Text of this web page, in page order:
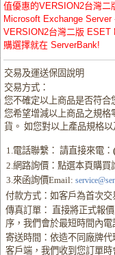
值優惠的VERSION2台灣
Microsoft Exchange
VERSION2台灣二版
購選擇就在 ServerBank!
交易及運送保固說明
交易方式：
您不確定以上商品是否符合
您希望增減以上商品之規格
貨。 如您對以上產品規格
1.電話聯繫： 請直接來電：
2.網路詢價：點選本頁購買
3.來函詢價Email:
付款方式：如客戶為首次交
傳真訂單： 直接將正式報
序，我們會於最短時間內電
寄送時間：依造不同廠牌
客戶端，我們收到您訂單時